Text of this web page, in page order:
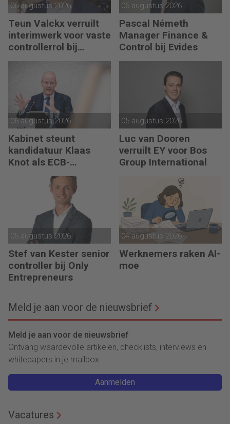
06 augustus 2026
Teun Valckx verruilt
interimwerk voor vaste
controllerrol bij
Synthon
06 augustus 2026
Pascal Németh
Manager Finance &
Control bij Evides
06 augustus 2026
Kabinet steunt
kandidatuur Klaas
Knot als ECB-
05 augustus 2026
Luc van Dooren
verruilt EY voor Bos
Group International
05 augustus 2026
Stef van Kester senior
controller bij Only
Entrepreneurs
04 augustus 2026
Werknemers raken AI-
moe
Meld je aan voor de nieuwsbrief
Meld je aan voor de nieuwsbrief
Ontvang waardevolle artikelen, checklists, interviews en
whitepapers in je mailbox.
Aanmelden
Vacatures